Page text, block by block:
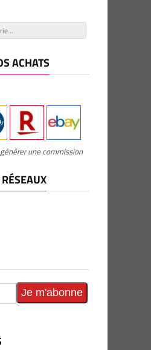
ACHATS
une commission